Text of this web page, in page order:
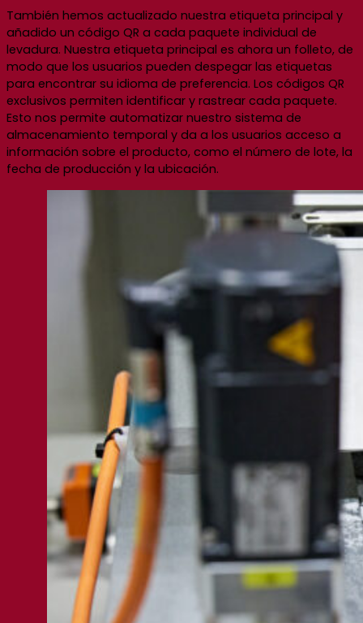
También hemos actualizado nuestra etiqueta principal y
añadido un código QR a cada paquete individual de
levadura. Nuestra etiqueta principal es ahora un folleto, de
modo que los usuarios pueden despegar las etiquetas
para encontrar su idioma de preferencia. Los códigos QR
exclusivos permiten identificar y rastrear cada paquete.
Esto nos permite automatizar nuestro sistema de
almacenamiento temporal y da a los usuarios acceso a
información sobre el producto, como el número de lote, la
fecha de producción y la ubicación.